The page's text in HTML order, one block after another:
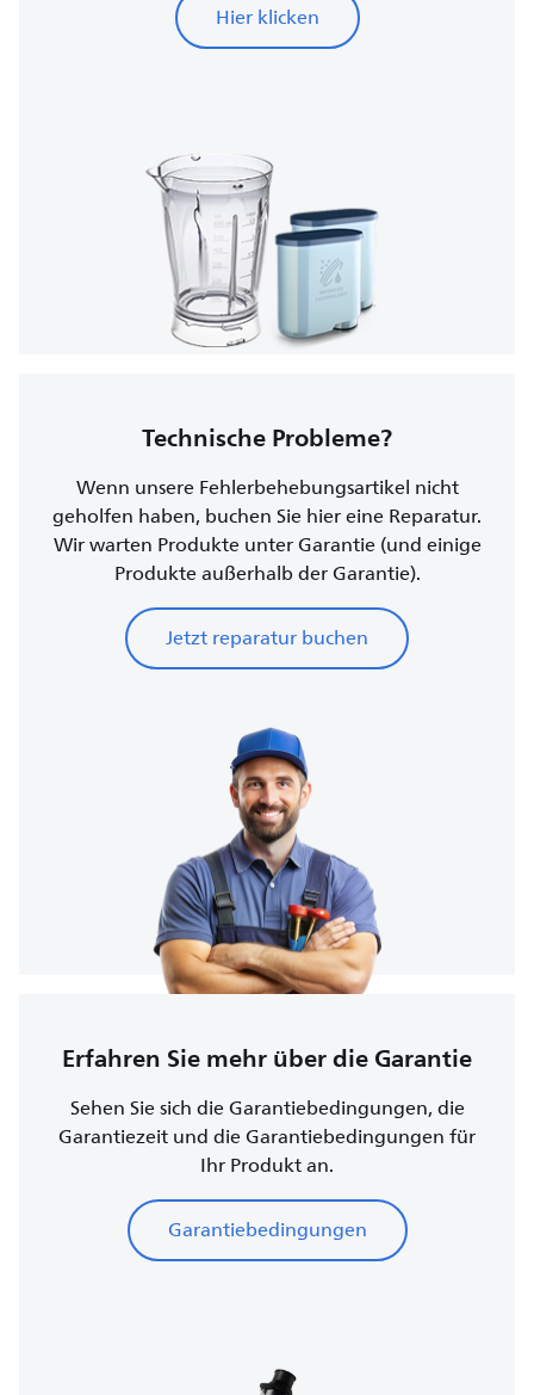
Hier klicken
Technische Probleme?
Wenn unsere Fehlerbehebungsartikel nicht
geholfen haben, buchen Sie hier eine Reparatur.
Wir warten Produkte unter Garantie (und einige
Produkte außerhalb der Garantie).
Jetzt reparatur buchen
Erfahren Sie mehr über die Garantie
Sehen Sie sich die Garantiebedingungen, die
Garantiezeit und die Garantiebedingungen für
Ihr Produkt an.
Garantiebedingungen